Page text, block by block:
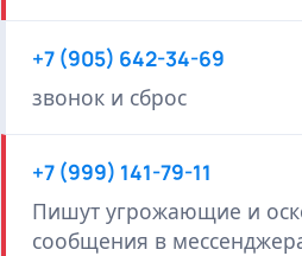
+7 (905) 642-34-69
звонок и сброс
+7 (999) 141-79-11
Пишут угрожающие и
сообщения в